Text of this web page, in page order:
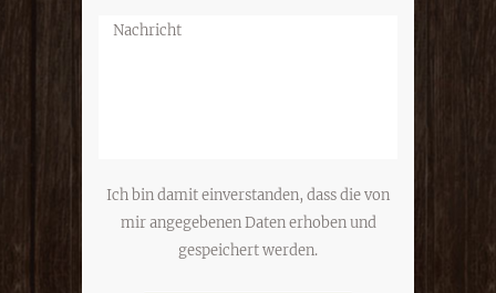
Ich bin damit einverstanden, dass die von
mir angegebenen Daten erhoben und
gespeichert werden.